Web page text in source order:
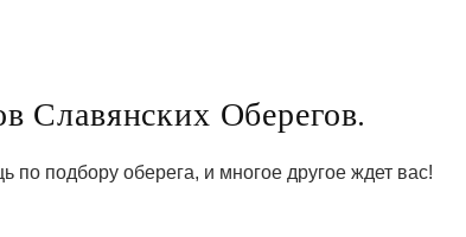
Славянских Оберегов.
подбору оберега, и многое другое ждет вас!